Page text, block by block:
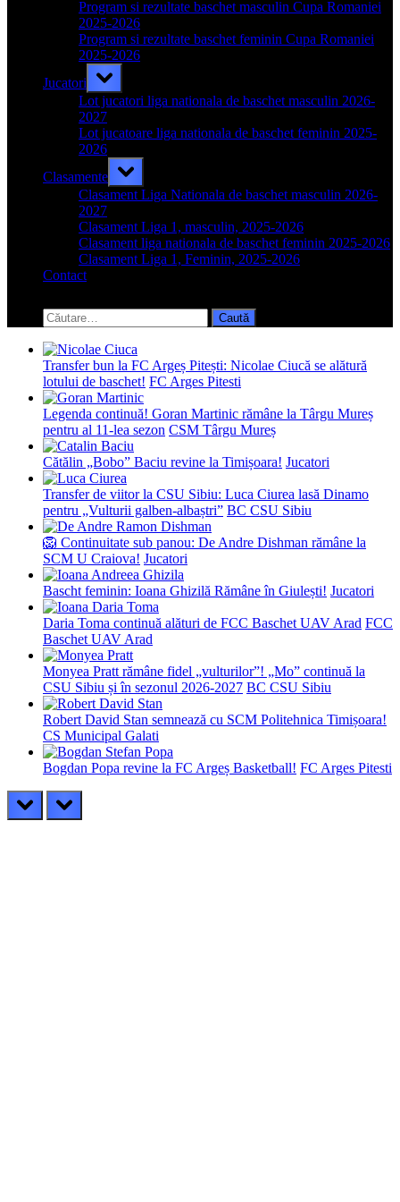
menu
Program si rezultate baschet masculin Cupa Romaniei
2025-2026
Program si rezultate baschet feminin Cupa Romaniei
2025-2026
Jucatori
Toggle
sub-
menu
Lot jucatori liga nationala de baschet masculin 2026-
2027
Lot jucatoare liga nationala de baschet feminin 2025-
2026
Clasamente
Toggle
sub-
menu
Clasament Liga Nationala de baschet masculin 2026-
2027
Clasament Liga 1, masculin, 2025-2026
Clasament liga nationala de baschet feminin 2025-2026
Clasament Liga 1, Feminin, 2025-2026
Contact
search
form
Caută
după:
Transfer bun la FC Argeș Pitești: Nicolae Ciucă se alătură
lotului de baschet! FC Arges Pitesti
Legenda continuă! Goran Martinic rămâne la Târgu Mureș
pentru al 11-lea sezon CSM Târgu Mureș
Cătălin „Bobo” Baciu revine la Timișoara! Jucatori
Transfer de viitor la CSU Sibiu: Luca Ciurea lasă Dinamo
pentru „Vulturii galben-albaștri” BC CSU Sibiu
🦁 Continuitate sub panou: De Andre Dishman rămâne la
SCM U Craiova! Jucatori
Bascht feminin: Ioana Ghizilă Rămâne în Giulești! Jucatori
Daria Toma continuă alături de FCC Baschet UAV Arad FCC
Baschet UAV Arad
Monyea Pratt rămâne fidel „vulturilor”! „Mo” continuă la
CSU Sibiu și în sezonul 2026-2027 BC CSU Sibiu
Robert David Stan semnează cu SCM Politehnica Timișoara!
CS Municipal Galati
Bogdan Popa revine la FC Argeș Basketball! FC Arges Pitesti
prev next